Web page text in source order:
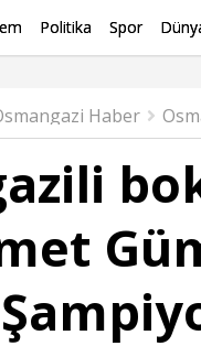
Politika Spor
Haber